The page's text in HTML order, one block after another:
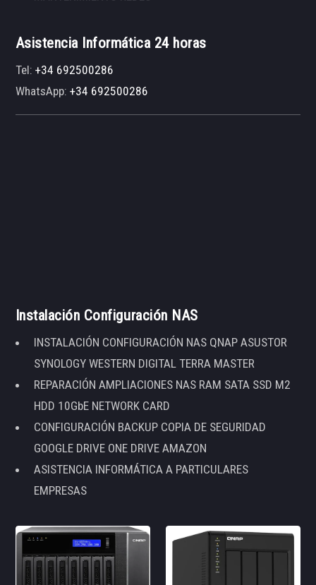
Asistencia Informática 24 horas
Tel:+34 692500286
WhatsApp:+34 692500286
Instalación Configuración NAS
INSTALACIÓN CONFIGURACIÓN NAS QNAP ASUSTOR
SYNOLOGY WESTERN DIGITAL TERRA MASTER
REPARACIÓN AMPLIACIONES NAS RAM SATA SSD M2
HDD 10GbE NETWORK CARD
CONFIGURACIÓN BACKUP COPIA DE SEGURIDAD
GOOGLE DRIVE ONE DRIVE AMAZON
ASISTENCIA INFORMÁTICA A PARTICULARES
EMPRESAS